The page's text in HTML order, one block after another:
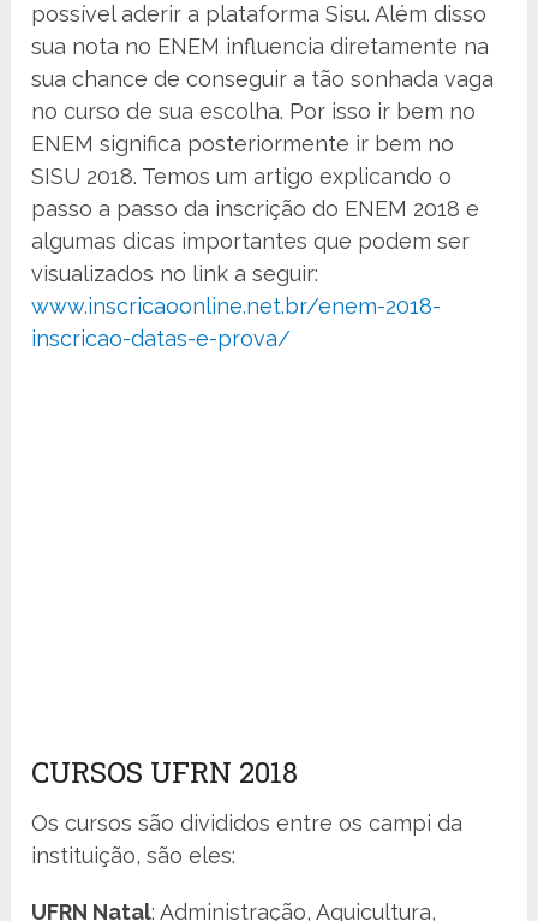
possível aderir a plataforma Sisu. Além disso
sua nota no ENEM influencia diretamente na
sua chance de conseguir a tão sonhada vaga
no curso de sua escolha. Por isso ir bem no
ENEM significa posteriormente ir bem no
SISU 2018. Temos um artigo explicando o
passo a passo da inscrição do ENEM 2018 e
algumas dicas importantes que podem ser
visualizados no link a seguir:
www.inscricaoonline.net.br/enem-2018-
inscricao-datas-e-prova/
CURSOS UFRN 2018
Os cursos são divididos entre os campi da
instituição, são eles:
UFRN Natal: Administração, Aquicultura,